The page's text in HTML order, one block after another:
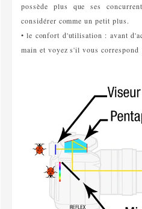
possède plus que ses
considérer comme un petit plus.
• le confort d'utilisation : avant
main et voyez s'il vous correspond